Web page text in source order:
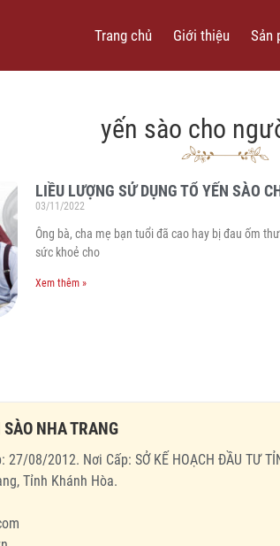
Trang chủ Giới thiệu Sản
yến sào cho
LIỀU LƯỢNG SỬ DỤNG TỔ YẾN SÀO
03/11/2022
Ông bà, cha mẹ bạn tuổi đã cao hay bị đau ốm
sức khoẻ cho
Xem thêm »
NHA TRANG
27/08/2012. Nơi Cấp: SỞ KẾ HOẠCH ĐẦU TƯ
Tỉnh Khánh Hòa.